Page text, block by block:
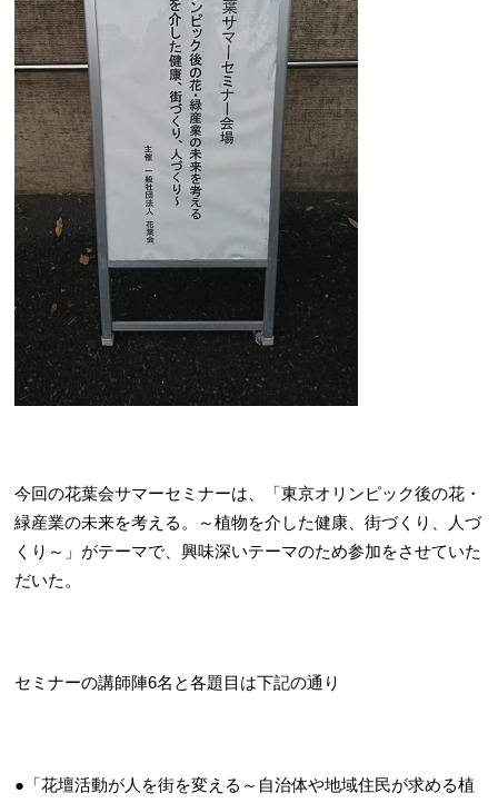
今回の花葉会サマーセミナーは、「東京オリンピック後の花・
緑産業の未来を考える。～植物を介した健康、街づくり、人づ
くり～」がテーマで、興味深いテーマのため参加をさせていた
だいた。
セミナーの講師陣6名と各題目は下記の通り
●「花壇活動が人を街を変える～自治体や地域住民が求める植